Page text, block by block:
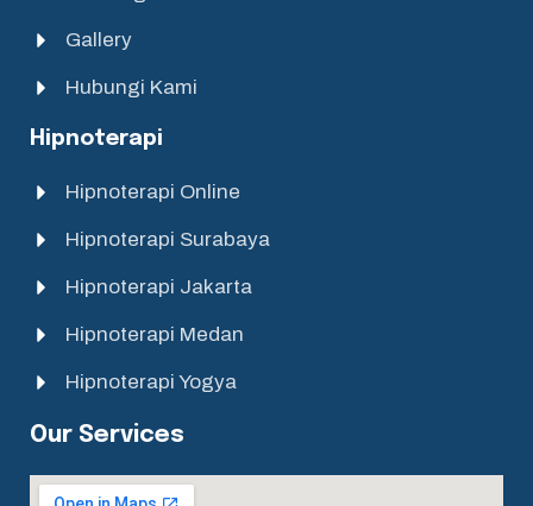
Gallery
Hubungi Kami
Hipnoterapi
Hipnoterapi Online
Hipnoterapi Surabaya
Hipnoterapi Jakarta
Hipnoterapi Medan
Hipnoterapi Yogya
Our Services